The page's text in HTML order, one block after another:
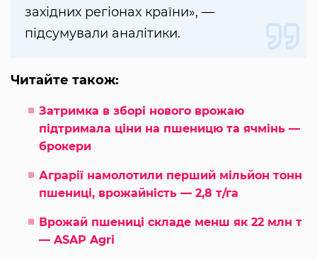
західних регіонах країни», —
підсумували аналітики.
Читайте також:
Затримка в зборі нового врожаю
підтримала ціни на пшеницю та ячмінь —
брокери
Аграрії намолотили перший мільйон тонн
пшениці, врожайність — 2,8 т/га
Врожай пшениці складе менш як 22 млн т
— ASAP Agri